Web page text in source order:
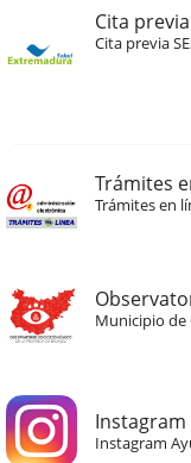
Cita previa
Cita previa
Trámites
Trámites en
Municipio de
Instagram